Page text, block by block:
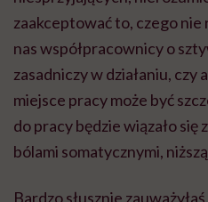
zaakceptować to, czego nie
nas współpracownicy o
zasadniczy w działaniu,
miejsce pracy może być
do pracy będzie wiązało się
bólami somatycznymi,
Bardzo słusznie